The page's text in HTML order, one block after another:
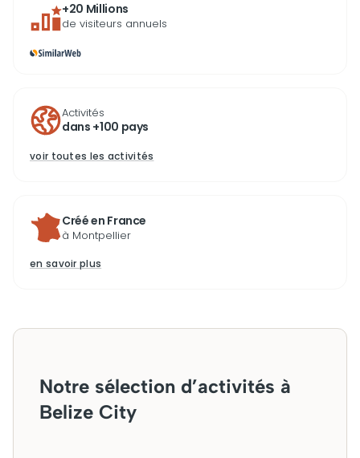
+20 Millions
de visiteurs annuels
Activités
dans +100 pays
voir toutes les activités
Créé en France
à Montpellier
en savoir plus
Notre sélection d’activités à
Belize City